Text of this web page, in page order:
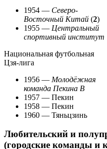
1954 — Северо-
Восточный Китай (2)
1955 — Центральный
спортивный институт
Национальная футбольная
Цзя-лига
1956 — Молодёжная
команда Пекина B
1957 — Пекин
1958 — Пекин
1960 — Тяньцзинь
Любительский и
(городские команды и